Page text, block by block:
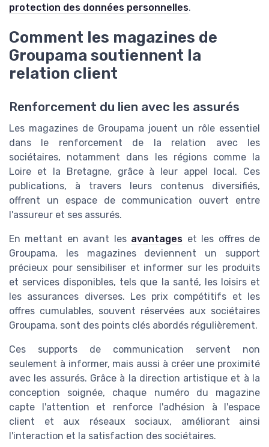
protection des données personnelles.
Comment les magazines de
Groupama soutiennent la
relation client
Renforcement du lien avec les assurés
Les magazines de Groupama jouent un rôle essentiel
dans le renforcement de la relation avec les
sociétaires, notamment dans les régions comme la
Loire et la Bretagne, grâce à leur appel local. Ces
publications, à travers leurs contenus diversifiés,
offrent un espace de communication ouvert entre
l'assureur et ses assurés.
En mettant en avant les avantages et les offres de
Groupama, les magazines deviennent un support
précieux pour sensibiliser et informer sur les produits
et services disponibles, tels que la santé, les loisirs et
les assurances diverses. Les prix compétitifs et les
offres cumulables, souvent réservées aux sociétaires
Groupama, sont des points clés abordés régulièrement.
Ces supports de communication servent non
seulement à informer, mais aussi à créer une proximité
avec les assurés. Grâce à la direction artistique et à la
conception soignée, chaque numéro du magazine
capte l'attention et renforce l'adhésion à l'espace
client et aux réseaux sociaux, améliorant ainsi
l'interaction et la satisfaction des sociétaires.